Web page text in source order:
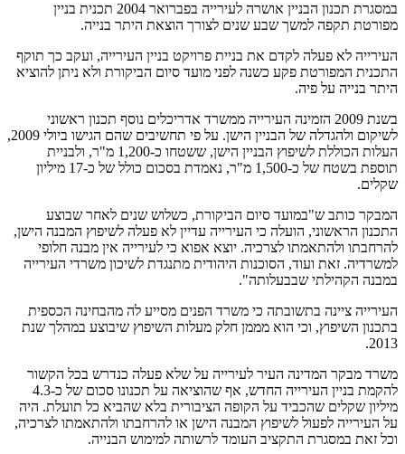
במסגרת תכנון הבניין אושרה לעירייה בפברואר 2004 תכנית בניין
מפורטת תקפה למשך שבע שנים לצורך הוצאת היתר בנייה.
העירייה לא פעלה לקדם את בניית פרויקט בניין העירייה, ועקב כך תוקף
התכנית המפורטת פקע כשנה לפני מועד סיום הביקורת ולא ניתן להוציא
היתר בנייה על פיה.
בשנת 2009 הזמינה העירייה ממשרד אדריכלים נוסף תכנון ראשוני
לשיקום ולהגדלה של הבניין הישן. על פי תחשיבים שהם הגישו ביולי 2009,
העלות הכוללת לשיפוץ הבניין הישן, ששטחו כ-1,200 מ"ר, ולבניית
תוספת בשטח של כ-1,500 מ"ר, נאמדת בסכום כולל של כ-17 מיליון
שקלים.
המבקר כותב ש"במועד סיום הביקורת, כשלוש שנים לאחר שבוצע
התכנון הראשוני, הועלה כי העירייה עדיין לא פעלה לשיפוץ המבנה הישן,
להרחבתו ולהתאמתו לצרכיה. יוצא אפוא כי לעירייה אין מבנה חלופי
למשרדיה. זאת ועוד, הסוכנות היהודית מתנגדת לשיכון משרדי העירייה
במבנה הקהילתי שבבעלותה".
העירייה ציינה בתשובתה כי משרד הפנים מסייע לה מהבחינה הכספית
בתכנון השיפוץ, וכי הוא מממן חלק מעלות השיפוץ שיבוצע במהלך שנת
2013.
משרד מבקר המדינה העיר לעירייה על שלא פעלה כנדרש בכל הקשור
להקמת בניין העירייה החדש, אף שהוציאה על תכנונו סכום של כ-4.3
מיליון שקלים שהכביד על הקופה הציבורית בלא שהביא כל תועלת. היה
על העירייה לפעול לשיפוץ המבנה הישן או להרחבתו ולהתאמתו לצרכיה,
וכל זאת במסגרת התקציב העומד לרשותה למימוש הבנייה.